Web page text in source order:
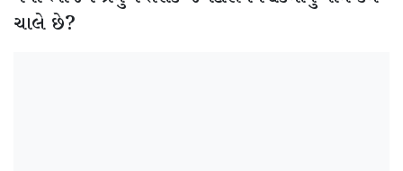
ચાલે છે?